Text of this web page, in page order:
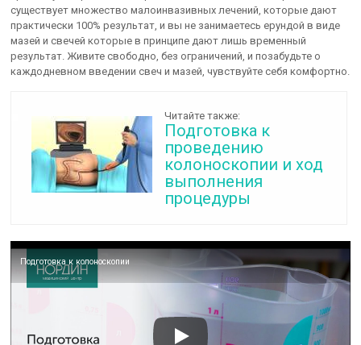
существует множество малоинвазивных лечений, которые дают
практически 100% результат, и вы не занимаетесь ерундой в виде
мазей и свечей которые в принципе дают лишь временный
результат. Живите свободно, без ограничений, и позабудьте о
каждодневном введении свеч и мазей, чувствуйте себя комфортно.
Читайте также:
Подготовка к
проведению
колоноскопии и ход
выполнения
процедуры
Подготовка к колоноскопии